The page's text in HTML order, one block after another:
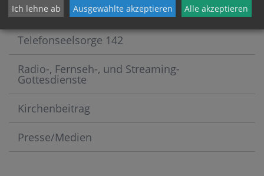
Zukunftsweg
Telefonseelsorge 142
Radio-, Fernseh-, und Streaming-
Gottesdienste
Kirchenbeitrag
Presse/Medien
Ich lehne ab Ausgewählte akzeptieren Alle akzeptieren